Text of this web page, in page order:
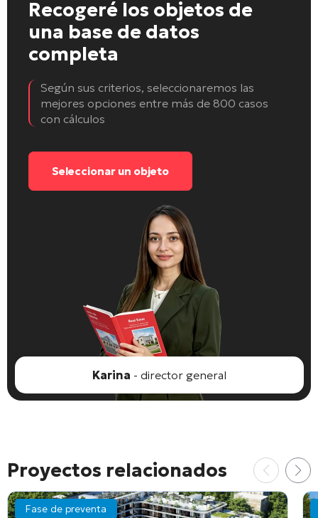
Recogeré los objetos de
una base de datos
completa
Según sus criterios, seleccionaremos las
mejores opciones entre más de 800 casos
con cálculos
Seleccionar un objeto
Karina - director general
Proyectos relacionados
Fase de preventa